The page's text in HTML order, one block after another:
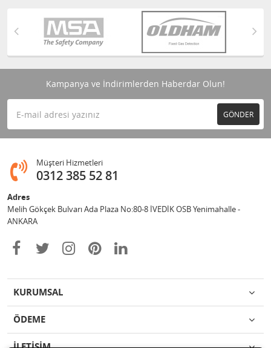
Kampanya ve İndirimlerden Haberdar Olun!
GÖNDER
Müşteri Hizmetleri
0312 385 52 81
Adres
Melih Gökçek Bulvarı Ada Plaza No:80-8 İVEDİK OSB Yenimahalle -
ANKARA
KURUMSAL
ÖDEME